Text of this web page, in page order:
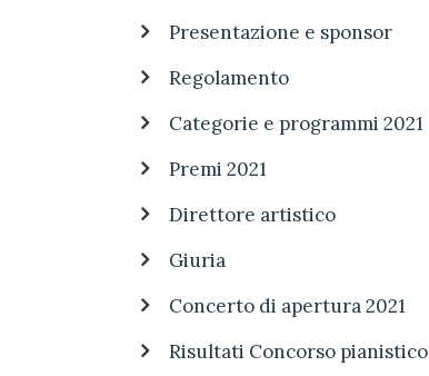
Presentazione e sponsor
Regolamento
Categorie e programmi 2021
Premi 2021
Direttore artistico
Giuria
Concerto di apertura 2021
Risultati Concorso pianistico